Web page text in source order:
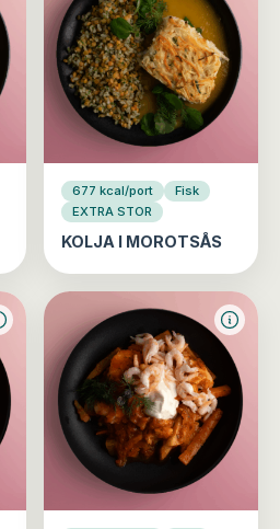
677 kcal/port
Fisk
EXTRA STOR
KOLJA I MOROTSÅS